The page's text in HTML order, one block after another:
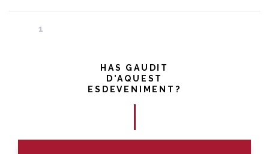
1
HAS GAUDIT
D'AQUEST
ESDEVENIMENT?